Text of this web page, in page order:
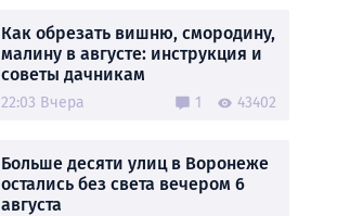
Как обрезать вишню, смородину,
малину в августе: инструкция и
советы дачникам
22:03 Вчера 1 43402
Больше десяти улиц в Воронеже
остались без света вечером 6
августа